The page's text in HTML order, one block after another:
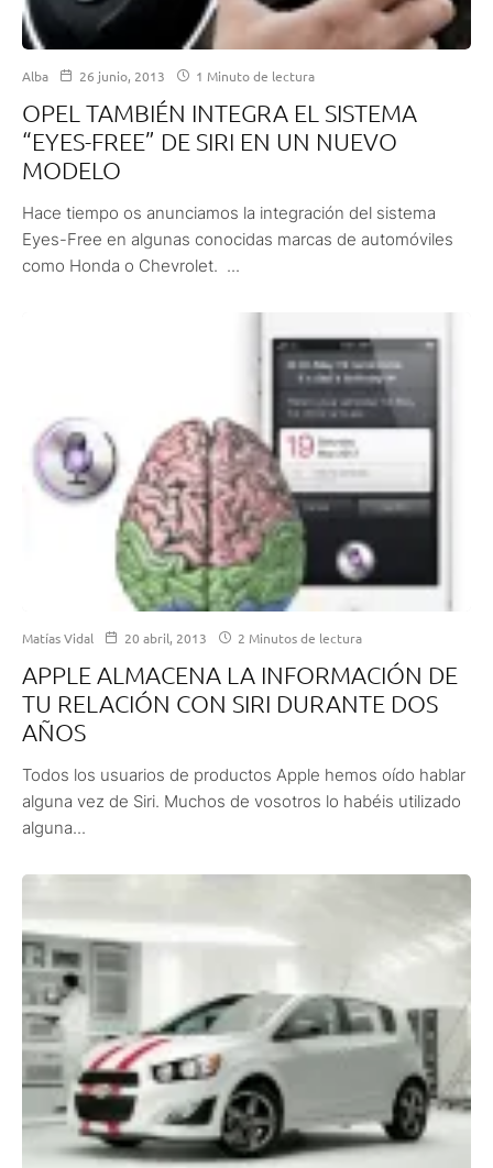
Alba 26 junio, 2013 1 Minuto de lectura
OPEL TAMBIÉN INTEGRA EL SISTEMA
“EYES-FREE” DE SIRI EN UN NUEVO
MODELO
Hace tiempo os anunciamos la integración del sistema
Eyes-Free en algunas conocidas marcas de automóviles
como Honda o Chevrolet. ...
Matías Vidal 20 abril, 2013 2 Minutos de lectura
APPLE ALMACENA LA INFORMACIÓN DE
TU RELACIÓN CON SIRI DURANTE DOS
AÑOS
Todos los usuarios de productos Apple hemos oído hablar
alguna vez de Siri. Muchos de vosotros lo habéis utilizado
alguna...